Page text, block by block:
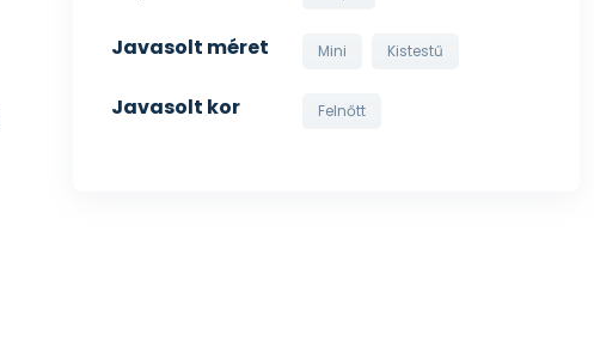
Javasolt méret Mini Kistestű
Javasolt kor Felnőtt